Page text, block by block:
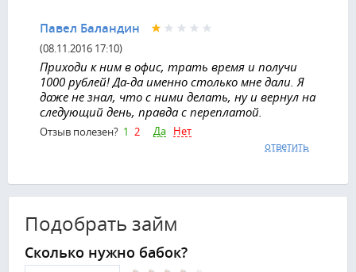
Павел Баландин
(08.11.2016 17:10)
Приходи к ним в офис, трать время и получи
1000 рублей! Да-да именно столько мне дали. Я
даже не знал, что с ними делать, ну и вернул на
следующий день, правда с переплатой.
Отзыв полезен? 1 2 Да Нет
ответить
Подобрать займ
Сколько нужно бабок?